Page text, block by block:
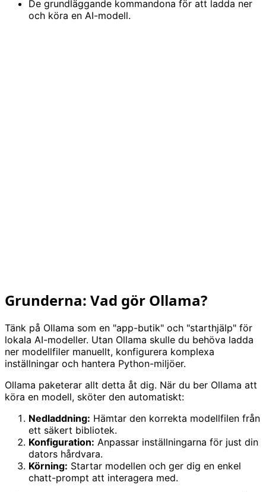
De grundläggande kommandona för att ladda ner
och köra en AI-modell.
Grunderna: Vad gör Ollama?
Tänk på Ollama som en "app-butik" och "starthjälp" för
lokala AI-modeller. Utan Ollama skulle du behöva ladda
ner modellfiler manuellt, konfigurera komplexa
inställningar och hantera Python-miljöer.
Ollama paketerar allt detta åt dig. När du ber Ollama att
köra en modell, sköter den automatiskt:
Nedladdning: Hämtar den korrekta modellfilen från
ett säkert bibliotek.
Konfiguration: Anpassar inställningarna för just din
dators hårdvara.
Körning: Startar modellen och ger dig en enkel
chatt-prompt att interagera med.